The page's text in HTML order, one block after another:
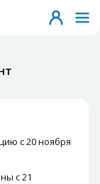
с 20 ноября
с 21